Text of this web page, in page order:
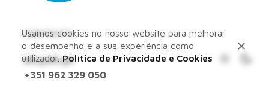
CONTACTS
sfc@sfc.pt
+351 962 329 050
Usamos cookies no nosso website para melhorar
o desempenho e a sua experiência como
utilizador.Política de Privacidade e Cookies